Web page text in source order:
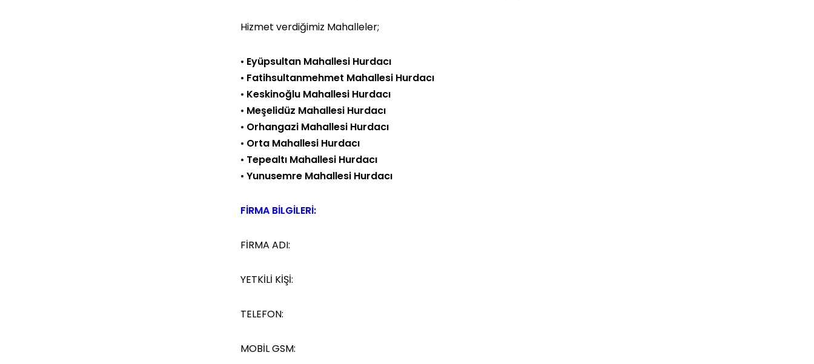
Hizmet verdiğimiz Mahalleler;
• Eyüpsultan Mahallesi Hurdacı
• Fatihsultanmehmet Mahallesi Hurdacı
• Keskinoğlu Mahallesi Hurdacı
• Meşelidüz Mahallesi Hurdacı
• Orhangazi Mahallesi Hurdacı
• Orta Mahallesi Hurdacı
• Tepealtı Mahallesi Hurdacı
• Yunusemre Mahallesi Hurdacı
FİRMA BİLGİLERİ:
FİRMA ADI:
YETKİLİ KİŞİ:
TELEFON:
MOBİL GSM: